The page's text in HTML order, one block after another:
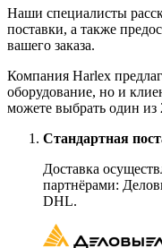
Наши специалисты
поставки, а также
вашего заказа.
Компания Harlex
оборудование, но и
можете выбрать один из
Стандартная
Доставка
партнёрами:
DHL.